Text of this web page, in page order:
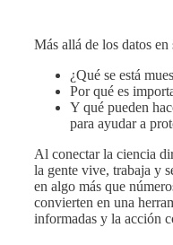
Más allá de los datos
¿Qué se está
Por qué es
Y qué pueden
para ayudar a
Al conectar la ciencia
la gente vive, trabaja y
en algo más que
convierten en una
informadas y la acción